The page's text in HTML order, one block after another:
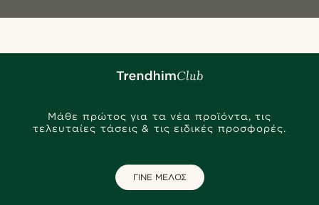
Μάθε πρώτος για τα νέα προϊόντα, τις
τελευταίες τάσεις & τις ειδικές προσφορές.
ΓΙΝΕ ΜΕΛΟΣ